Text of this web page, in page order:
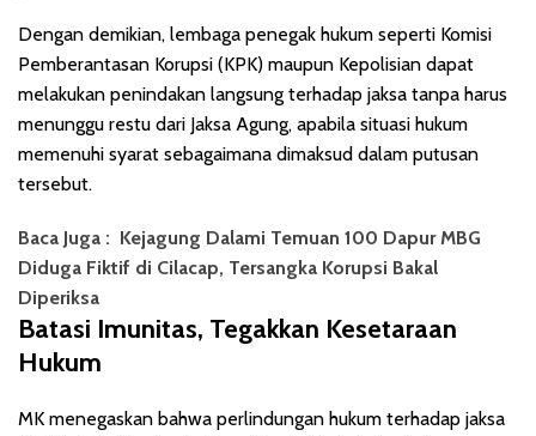
Dengan demikian, lembaga penegak hukum seperti Komisi
Pemberantasan Korupsi (KPK) maupun Kepolisian dapat
melakukan penindakan langsung terhadap jaksa tanpa harus
menunggu restu dari Jaksa Agung, apabila situasi hukum
memenuhi syarat sebagaimana dimaksud dalam putusan
tersebut.
Baca Juga : Kejagung Dalami Temuan 100 Dapur MBG
Diduga Fiktif di Cilacap, Tersangka Korupsi Bakal
Diperiksa
Batasi Imunitas, Tegakkan Kesetaraan
Hukum
MK menegaskan bahwa perlindungan hukum terhadap jaksa